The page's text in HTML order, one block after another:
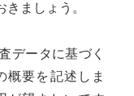
ましょう。
データに基づく
概要を記述しま